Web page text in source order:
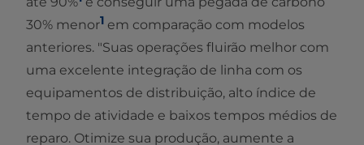
30% menor1 em comparação com modelos
anteriores. "Suas operações fluirão melhor com
uma excelente integração de linha com os
equipamentos de distribuição, alto índice de
tempo de atividade e baixos tempos médios de
reparo. Otimize sua produção, aumente a